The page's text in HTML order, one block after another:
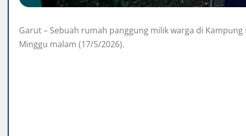
Garut – Sebuah rumah panggung milik warga di
Minggu malam (17/5/2026).